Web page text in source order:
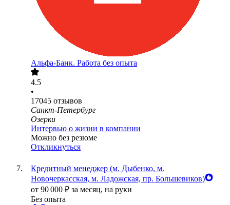
Альфа-Банк. Работа без опыта
4.5
•
17045 отзывов
Санкт-Петербург
Озерки
Интервью о жизни в компании
Можно без резюме
Откликнуться
Кредитный менеджер (м. Дыбенко, м.
Новочеркасская, м. Ладожская, пр. Большевиков)
от 90 000 ₽ за месяц, на руки
Без опыта